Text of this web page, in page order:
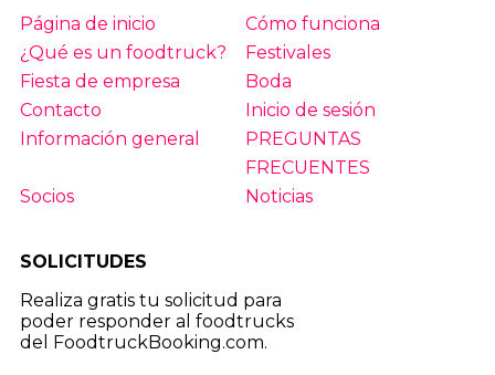
Página de inicio
Cómo funciona
¿Qué es un foodtruck?
Festivales
Fiesta de empresa
Boda
Contacto
Inicio de sesión
Información general
PREGUNTAS
FRECUENTES
Socios
Noticias
SOLICITUDES
Realiza gratis tu solicitud para
poder responder al foodtrucks
del FoodtruckBooking.com.